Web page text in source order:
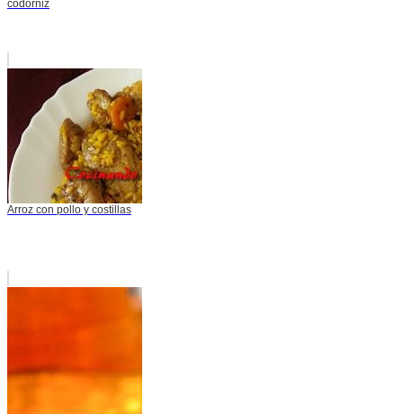
codorniz
Arroz con pollo y costillas